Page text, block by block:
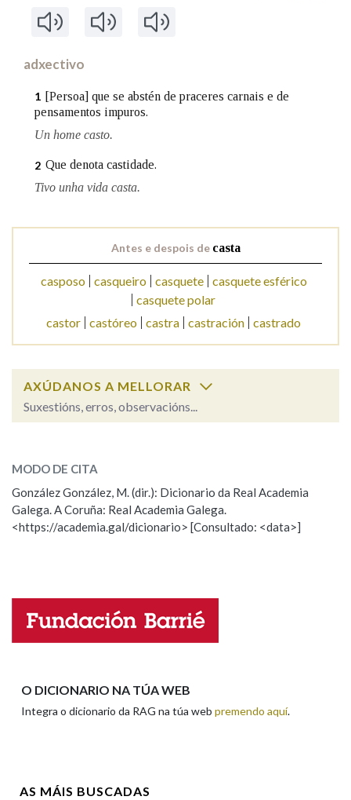
adxectivo
1 [Persoa] que se abstén de praceres carnais e de
pensamentos impuros.
Un home casto.
2 Que denota castidade.
Tivo unha vida casta.
Antes e despois de casta
casposo casqueiro casquete
casquete esférico
casquete polar
castor castóreo castra castración castrado
AXÚDANOS A MELLORAR
Suxestións, erros, observacións...
casta
casto, casta
ESCOLLE UNHA OPCIÓN:
Propoño mellorar a definición
Falta unha voz
MODO DE CITA
González González, M. (dir.): Dicionario da Real Academia
Galega. A Coruña: Real Academia Galega.
<https://academia.gal/dicionario> [Consultado: <data>]
O DICIONARIO NA TÚA WEB
Integra o dicionario da RAG na túa web premendo aquí.
AS MÁIS BUSCADAS